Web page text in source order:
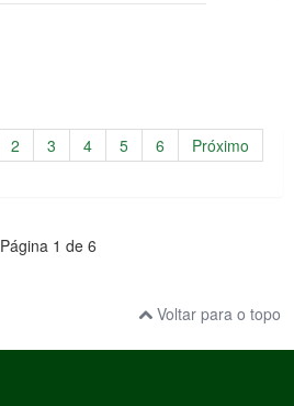
2 3 4 5 6
Próximo
Página 1 de 6
Voltar para o topo